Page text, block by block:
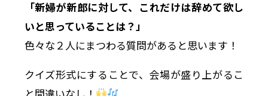
「新婦が新郎に対して、これだけは辞めて欲し
いと思っていることは？」
色々な２人にまつわる質問があると思います！
クイズ形式にすることで、会場が盛り上がるこ